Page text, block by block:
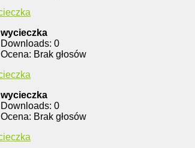
wycieczka
Downloads: 0
Ocena: Brak głosów
wycieczka
Downloads: 0
Ocena: Brak głosów